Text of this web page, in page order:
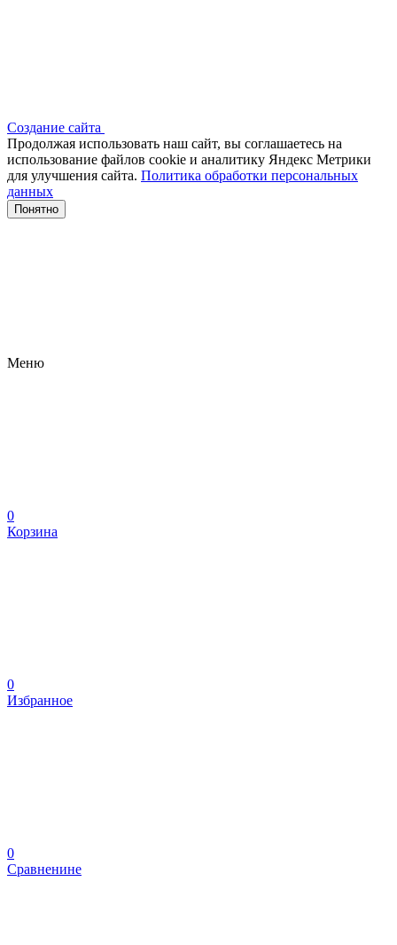
Создание сайта
Продолжая использовать наш сайт, вы соглашаетесь на
использование файлов сооkіе и аналитику Яндекс Метрики
для улучшения сайта. Политика обработки персональных
данных
Понятно
Меню
0
Корзина
0
Избранное
0
Сравненине